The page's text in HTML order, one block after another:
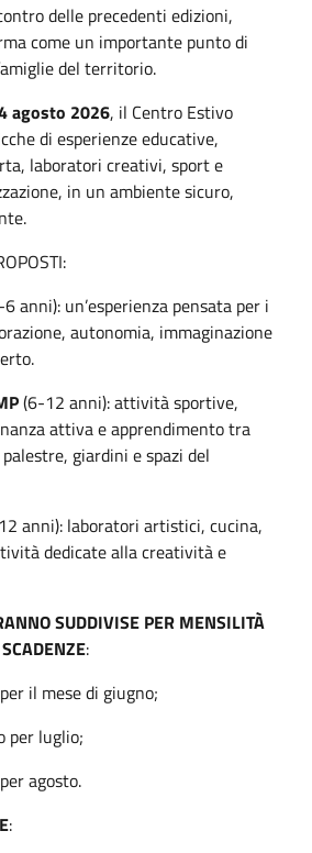
delle precedenti edizioni,
come un importante punto di
del territorio.
agosto 2026, il Centro Estivo
di esperienze educative,
laboratori creativi, sport e
in un ambiente sicuro,
anni): un’esperienza pensata per i
autonomia, immaginazione
(6-12 anni): attività sportive,
attiva e apprendimento tra
giardini e spazi del
anni): laboratori artistici, cucina,
dedicate alla creatività e
SUDDIVISE PER MENSILITÀ
:
il mese di giugno;
per luglio;
agosto.
: